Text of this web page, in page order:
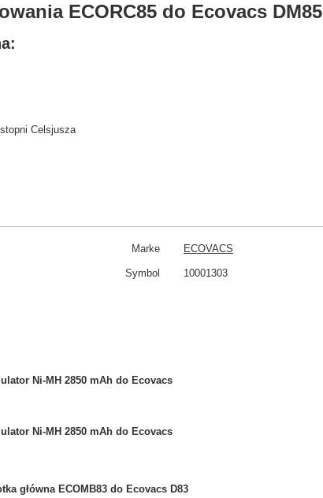
ECORC85 do Ecovacs DM85
Celsjusza
Marke ECOVACS
Symbol 10001303
Ni-MH 2850 mAh do Ecovacs
Ni-MH 2850 mAh do Ecovacs
główna ECOMB83 do Ecovacs D83